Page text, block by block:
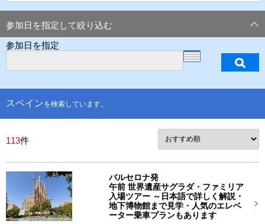
参加日を指定して絞り込む
参加日を指定
スペインを検索しています。
113件
バルセロナ発
午前 世界遺産サグラダ・ファミリア
入場ツアー ～日本語で詳しく解説・
地下博物館まで見学・人気のエレベ
ーター乗車プランもあります